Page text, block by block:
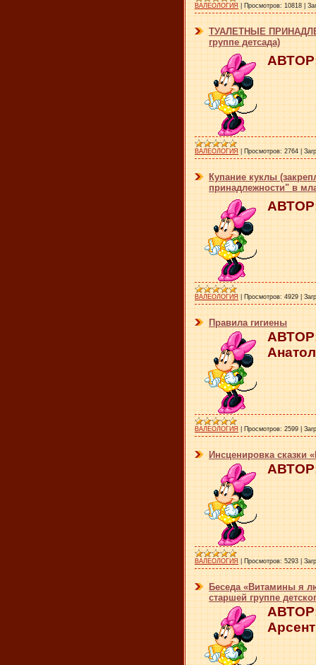
ВАЛЕОЛОГИЯ Просмотров: 10818
ТУАЛЕТНЫЕ
группе детсада)
ВАЛЕОЛОГИЯ Просмотров: 2764
Купание куклы
принадлежности" в
ВАЛЕОЛОГИЯ Просмотров: 4929
Правила гигиены
ВАЛЕОЛОГИЯ Просмотров: 2599
Инсценировка сказки
ВАЛЕОЛОГИЯ Просмотров: 5293
Беседа «Витамины я
старшей группе